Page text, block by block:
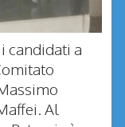
candidati a
Al